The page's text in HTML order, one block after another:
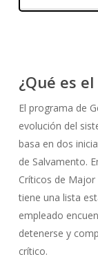
¿Qué es el
El programa de
evolución del
basa en dos
de Salvamento.
Críticos de
tiene una lista
empleado
detenerse y
crítico.